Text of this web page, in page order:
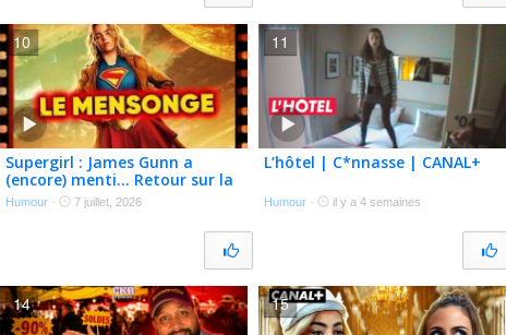
Supergirl : James Gunn a
(encore) menti… Retour sur la
catastrophe industrielle
Humour · 7 juillet, 2026
10
L’hôtel | C*nnasse | CANAL+
Humour · il y a 4 semaines
11
14 15